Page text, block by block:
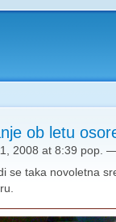
ob letu
2008 at 8:39 pop.
se taka novoletna